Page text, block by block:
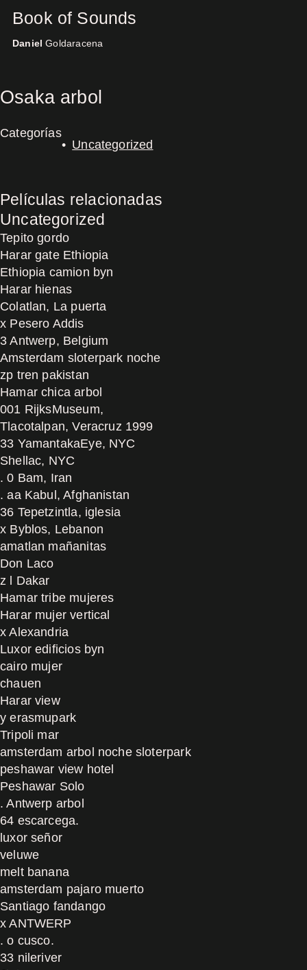
Book of Sounds
Daniel Goldaracena
Osaka arbol
Categorías
Uncategorized
Películas relacionadas
Uncategorized
Tepito gordo
Harar gate Ethiopia
Ethiopia camion byn
Harar hienas
Colatlan, La puerta
x Pesero Addis
3 Antwerp, Belgium
Amsterdam sloterpark noche
zp tren pakistan
Hamar chica arbol
001 RijksMuseum,
Tlacotalpan, Veracruz 1999
33 YamantakaEye, NYC
Shellac, NYC
. 0 Bam, Iran
. aa Kabul, Afghanistan
36 Tepetzintla, iglesia
x Byblos, Lebanon
amatlan mañanitas
Don Laco
z l Dakar
Hamar tribe mujeres
Harar mujer vertical
x Alexandria
Luxor edificios byn
cairo mujer
chauen
Harar view
y erasmupark
Tripoli mar
amsterdam arbol noche sloterpark
peshawar view hotel
Peshawar Solo
. Antwerp arbol
64 escarcega.
luxor señor
veluwe
melt banana
amsterdam pajaro muerto
Santiago fandango
x ANTWERP
. o cusco.
33 nileriver